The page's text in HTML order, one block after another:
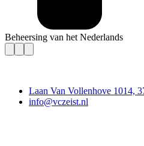
Beheersing van het Nederlands
Laan Van Vollenhove 1014,
info@vczeist.nl